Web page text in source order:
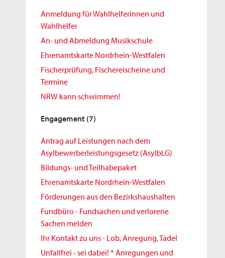
Anmeldung für Wahlhelferinnen und
Wahlhelfer
An- und Abmeldung Musikschule
Ehrenamtskarte Nordrhein-Westfalen
Fischerprüfung, Fischereischeine und
Termine
NRW kann schwimmen!
Engagement (7)
Antrag auf Leistungen nach dem
Asylbewerberleistungsgesetz (AsylbLG)
Bildungs- und Teilhabepaket
Ehrenamtskarte Nordrhein-Westfalen
Förderungen aus den Bezirkshaushalten
Fundbüro - Fundsachen und verlorene
Sachen melden
Ihr Kontakt zu uns - Lob, Anregung, Tadel
Unfallfrei - sei dabei! * Anregungen und